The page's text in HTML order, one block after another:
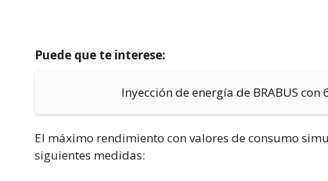
Puede que te interese:
Inyección de energía de BRABUS con
El máximo rendimiento con valores de consumo
siguientes medidas: